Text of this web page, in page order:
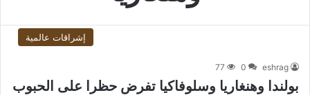
إشراقات عالمية
eshrag
0
77
بولندا وهنغاريا وسلوفاكيا تفرض حظرا على الحبوب